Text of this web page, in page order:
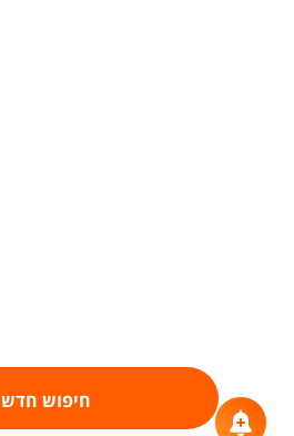
חיפוש חדש